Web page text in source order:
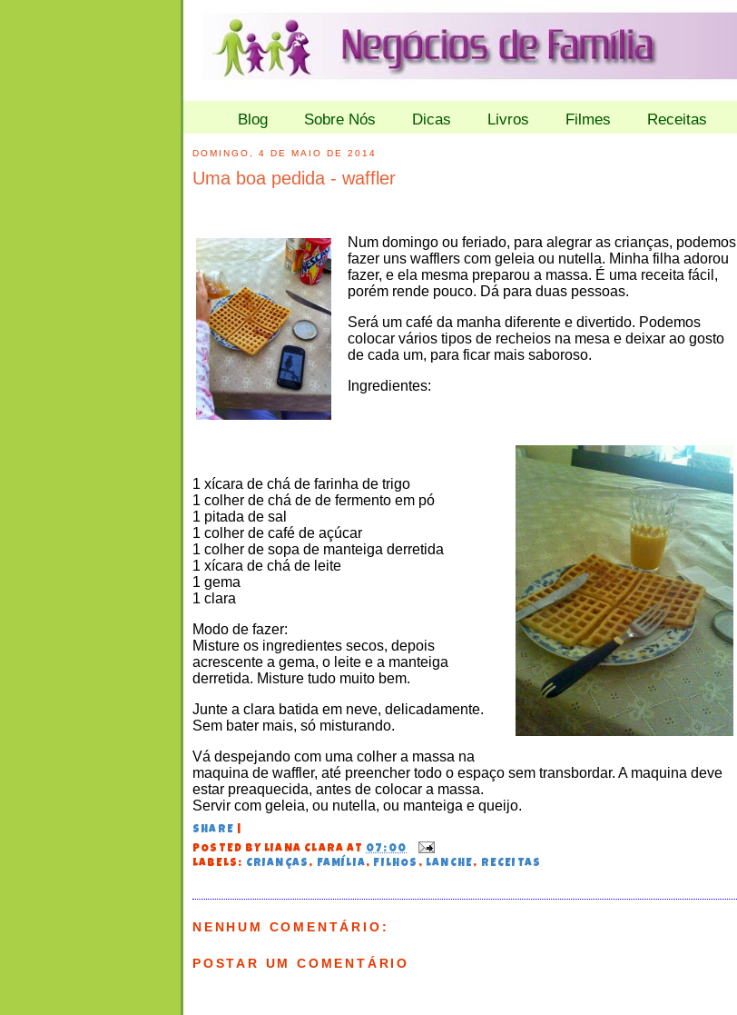
Blog Sobre Nós Dicas Livros Filmes Receitas
DOMINGO, 4 DE MAIO DE 2014
Uma boa pedida - waffler
Num domingo ou feriado, para alegrar as crianças, podemos
fazer uns wafflers com geleia ou nutella. Minha filha adorou
fazer, e ela mesma preparou a massa. É uma receita fácil,
porém rende pouco. Dá para duas pessoas.
Será um café da manha diferente e divertido. Podemos
colocar vários tipos de recheios na mesa e deixar ao gosto
de cada um, para ficar mais saboroso.
Ingredientes:
1 xícara de chá de farinha de trigo
1 colher de chá de de fermento em pó
1 pitada de sal
1 colher de café de açúcar
1 colher de sopa de manteiga derretida
1 xícara de chá de leite
1 gema
1 clara
Modo de fazer:
Misture os ingredientes secos, depois
acrescente a gema, o leite e a manteiga
derretida. Misture tudo muito bem.
Junte a clara batida em neve, delicadamente.
Sem bater mais, só misturando.
Vá despejando com uma colher a massa na
maquina de waffler, até preencher todo o espaço sem transbordar. A maquina deve
estar preaquecida, antes de colocar a massa.
Servir com geleia, ou nutella, ou manteiga e queijo.
SHARE
POSTED BY LIANA CLARA AT 07:00
LABELS: CRIANÇAS , FAMÍLIA, FILHOS , LANCHE , RECEITAS
NENHUM COMENTÁRIO:
POSTAR UM COMENTÁRIO